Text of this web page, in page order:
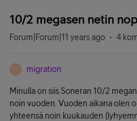
10/2 megasen netin
Forum|Forum|11 years ago 4
M migration
Minulla on siis Soneran 10/2
noin vuoden. Vuoden aikana olen
yhteensä noin kuukauden